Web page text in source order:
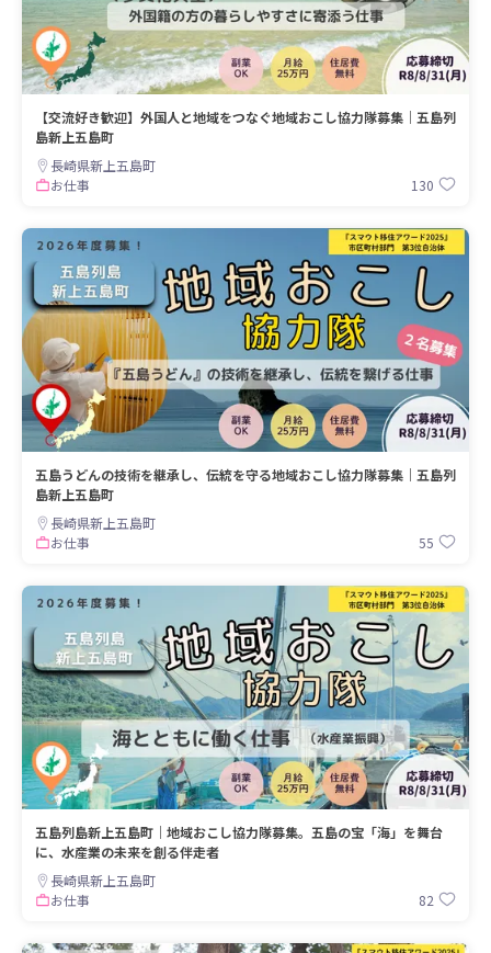
【交流好き歓迎】外国人と地域をつなぐ地域おこし協力隊募集｜五島列
島新上五島町
長崎県新上五島町
お仕事
130
五島うどんの技術を継承し、伝統を守る地域おこし協力隊募集｜五島列
島新上五島町
長崎県新上五島町
お仕事
55
五島列島新上五島町｜地域おこし協力隊募集。五島の宝「海」を舞台
に、水産業の未来を創る伴走者
長崎県新上五島町
お仕事
82